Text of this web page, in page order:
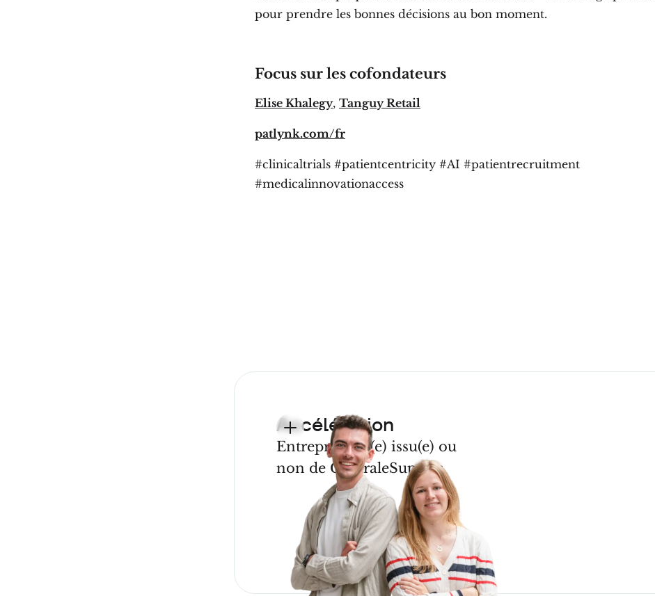
pour prendre les bonnes décisions au bon moment.
Focus sur les cofondateurs
Elise Khalegy, Tanguy Retail
patlynk.com/fr
#clinicaltrials #patientcentricity #AI #patientrecruitment
#medicalinnovationaccess
Accélération
Entrepreneur(e) issu(e) ou
non de CentraleSupélecREJOINDRE NOTRE PROGRAMME